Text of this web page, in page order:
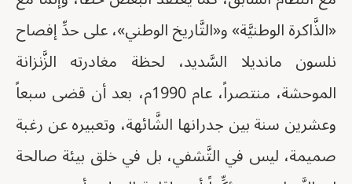
«الذَّاكرة الوطنيَّة» و«التَّاريخ الوطني»، على حدِّ إفصاح
نلسون مانديلا السَّديد، لحظة مغادرته الزَّنزانة
الموحشة، منتصراً، عام 1990م، بعد أن قضى سبعاً
وعشرين سنة بين جدرانها الشَّائهة، وتعبيره عن رغبة
صميمة، ليس في التَّشفي، بل في خلق بيئة صالحة